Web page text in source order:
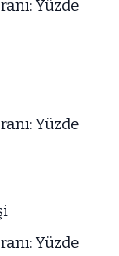
Yüzde
Yüzde
Yüzde